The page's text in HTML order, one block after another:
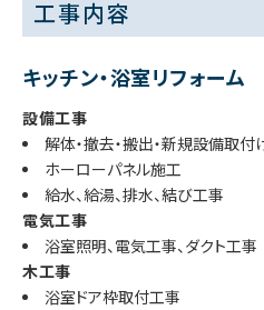
工事内容
キッチン・浴室リフォーム
設備工事
解体・撤去・搬出・新規設備取付
ホーローパネル施工
給水、給湯、排水、結び工事
電気工事
浴室照明、電気工事、ダクト工事
木工事
浴室ドア枠取付工事